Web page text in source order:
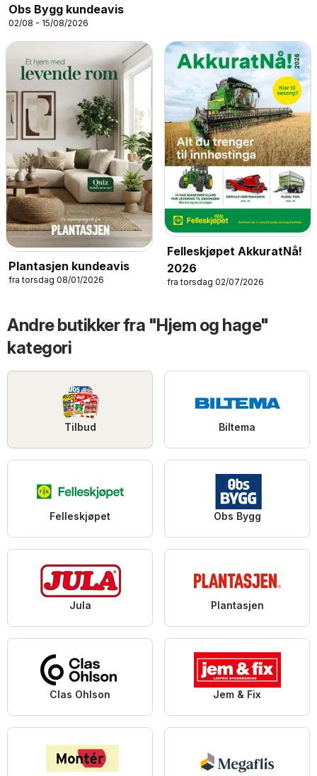
Obs Bygg kundeavis
02/08 - 15/08/2026
Plantasjen kundeavis
fra torsdag 08/01/2026
Felleskjøpet AkkuratNå!
2026
fra torsdag 02/07/2026
Andre butikker fra "Hjem og hage"
kategori
Tilbud Biltema
Felleskjøpet Obs Bygg
Jula Plantasjen
Clas Ohlson Jem & Fix